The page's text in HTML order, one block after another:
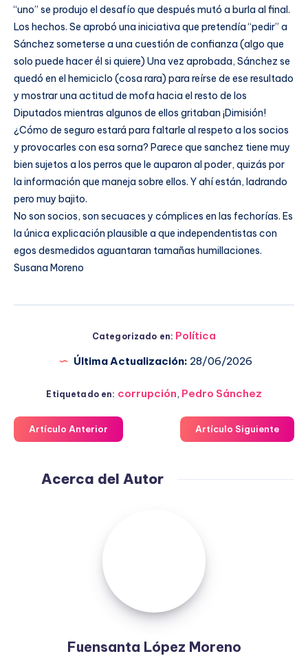
“uno” se produjo el desafío que después mutó a burla al final.
Los hechos. Se aprobó una iniciativa que pretendía “pedir” a
Sánchez someterse a una cuestión de confianza (algo que
solo puede hacer él si quiere) Una vez aprobada, Sánchez se
quedó en el hemiciclo (cosa rara) para reírse de ese resultado
y mostrar una actitud de mofa hacia el resto de los
Diputados mientras algunos de ellos gritaban ¡Dimisión!
¿Cómo de seguro estará para faltarle al respeto a los socios
y provocarles con esa sorna? Parece que sanchez tiene muy
bien sujetos a los perros que le auparon al poder, quizás por
la información que maneja sobre ellos. Y ahí están, ladrando
pero muy bajito.
No son socios, son secuaces y cómplices en las fechorías. Es
la única explicación plausible a que independentistas con
egos desmedidos aguantaran tamañas humillaciones.
Susana Moreno
Categorizado en: Política
Última Actualización: 28/06/2026
Etiquetado en: corrupción, Pedro Sánchez
Artículo Anterior Artículo Siguiente
Acerca del Autor
Fuensanta López Moreno